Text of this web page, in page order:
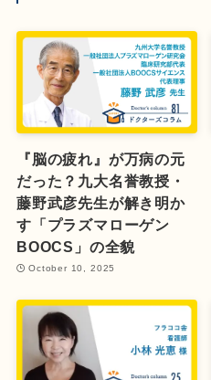
『脳の疲れ』が万病の元
だった？九大名誉教授・
藤野武彦先生が解き明か
す「プラズマローゲン
BOOCS」の全貌
October 10, 2025